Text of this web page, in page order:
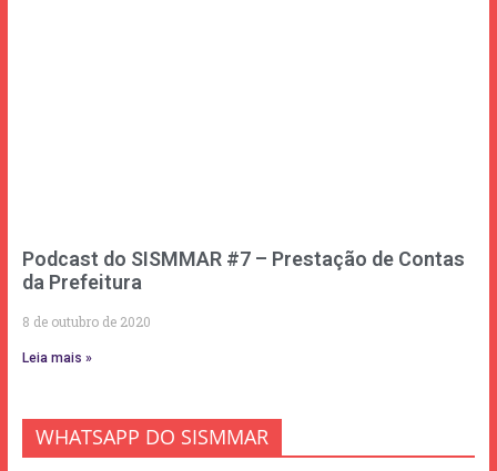
Podcast do SISMMAR #7 – Prestação de Contas
da Prefeitura
8 de outubro de 2020
Leia mais »
WHATSAPP DO SISMMAR